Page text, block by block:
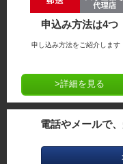
申込み方法は4つ
申し込み方法をご紹介します
>詳細を見る
電話やメールで